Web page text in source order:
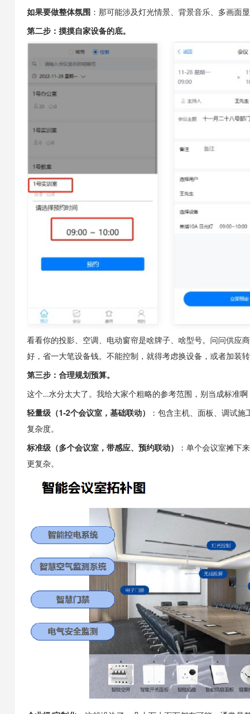
如果要做整体氛围 ：那可能涉及灯光情景、背景音乐、多画面
第二步：摸摸自家设备的底。
看看你的投影、空调、电动窗帘是啥牌子、啥型号。问问供应
好，省一大笔设备钱。不能控制，就得考虑换设备，或者加装转
第三步：合理规划预算。
这个...水分太大了。我给大家个粗略的参考范围，别当成标准啊
轻量级（1-2个会议室，基础联动）
：包含主机、面板、调试
复杂度。
标准级（多个会议室，带感应、预约联动）
：单个会议室摊下
更复杂。